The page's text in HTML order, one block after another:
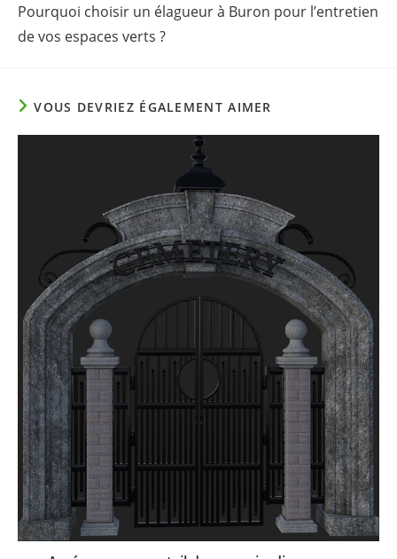
articles
Pourquoi choisir un élagueur à Buron pour l’entretien
de vos espaces verts ?
VOUS DEVRIEZ ÉGALEMENT AIMER